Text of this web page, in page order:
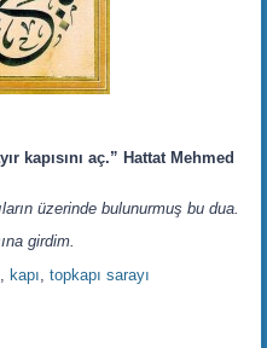
kapısını aç.” Hattat Mehmed
üzerinde bulunurmuş bu dua.
girdim.
, kapı,topkapı sarayı